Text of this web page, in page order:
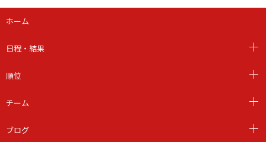
ホーム
日程・結果
順位
チーム
ブログ